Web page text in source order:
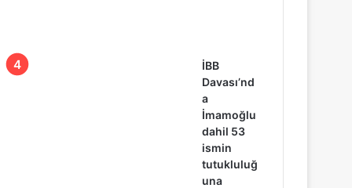
İBB
Davası’nd
a
İmamoğlu
dahil 53
ismin
tutukluluğ
una